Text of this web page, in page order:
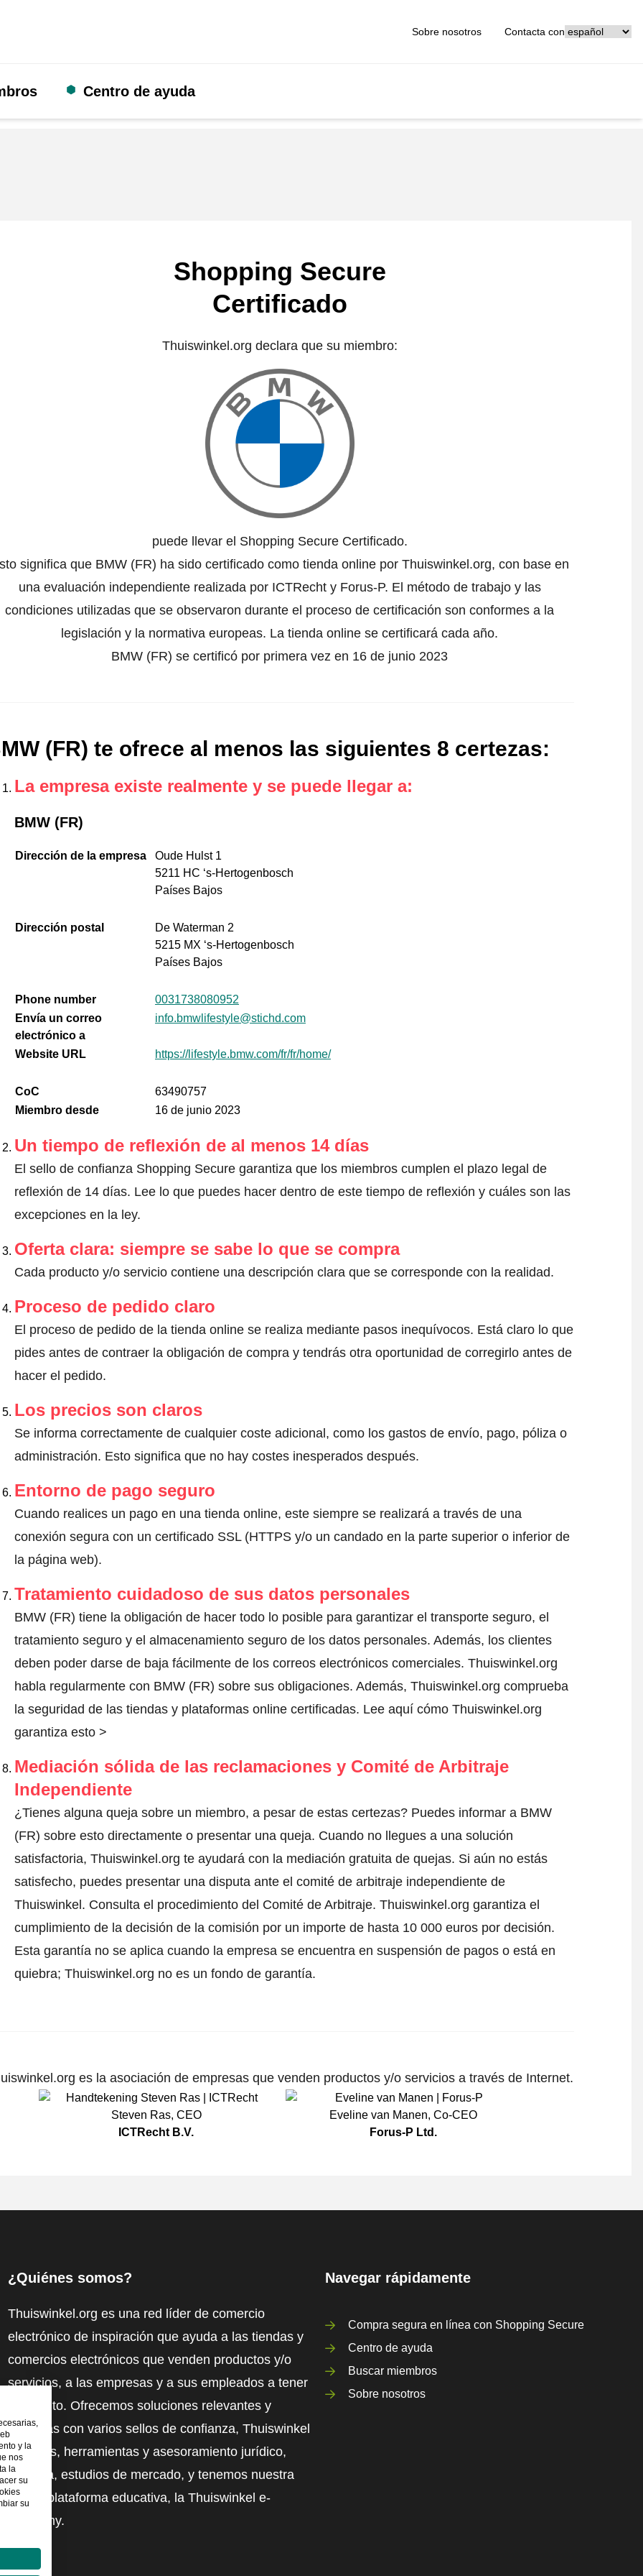
Sobre nosotros Contacta con
Centro de ayuda
Shopping Secure
Certificado
Thuiswinkel.org declara que su miembro:
puede llevar el Shopping Secure Certificado.
significa que BMW (FR) ha sido certificado como tienda online por Thuiswinkel.org, con base en
una evaluación independiente realizada por ICTRecht y Forus-P. El método de trabajo y las
condiciones utilizadas que se observaron durante el proceso de certificación son conformes a la
legislación y la normativa europeas. La tienda online se certificará cada año.
BMW (FR) se certificó por primera vez en 16 de junio 2023
(FR) te ofrece al menos las siguientes 8 certezas:
La empresa existe realmente y se puede llegar a:
BMW (FR)
Dirección de la empresa
Oude Hulst 1
5211 HC ‘s-Hertogenbosch
Países Bajos
Dirección postal
De Waterman 2
5215 MX ‘s-Hertogenbosch
Países Bajos
Phone number
0031738080952
Envía un correo
electrónico a
info.bmwlifestyle@stichd.com
Website URL https://lifestyle.bmw.com/fr/fr/home/
CoC
63490757
Miembro desde
16 de junio 2023
Un tiempo de reflexión de al menos 14 días
El sello de confianza Shopping Secure garantiza que los miembros cumplen el plazo legal de
reflexión de 14 días. Lee lo que puedes hacer dentro de este tiempo de reflexión y cuáles son las
excepciones en la ley.
Oferta clara: siempre se sabe lo que se compra
Cada producto y/o servicio contiene una descripción clara que se corresponde con la realidad.
Proceso de pedido claro
El proceso de pedido de la tienda online se realiza mediante pasos inequívocos. Está claro lo que
pides antes de contraer la obligación de compra y tendrás otra oportunidad de corregirlo antes de
hacer el pedido.
Los precios son claros
Se informa correctamente de cualquier coste adicional, como los gastos de envío, pago, póliza o
administración. Esto significa que no hay costes inesperados después.
Entorno de pago seguro
Cuando realices un pago en una tienda online, este siempre se realizará a través de una
conexión segura con un certificado SSL (HTTPS y/o un candado en la parte superior o inferior de
la página web).
Tratamiento cuidadoso de sus datos personales
BMW (FR) tiene la obligación de hacer todo lo posible para garantizar el transporte seguro, el
tratamiento seguro y el almacenamiento seguro de los datos personales. Además, los clientes
deben poder darse de baja fácilmente de los correos electrónicos comerciales. Thuiswinkel.org
habla regularmente con BMW (FR) sobre sus obligaciones. Además, Thuiswinkel.org comprueba
la seguridad de las tiendas y plataformas online certificadas. Lee aquí cómo Thuiswinkel.org
garantiza esto >
Mediación sólida de las reclamaciones y Comité de Arbitraje
Independiente
¿Tienes alguna queja sobre un miembro, a pesar de estas certezas? Puedes informar a BMW
(FR) sobre esto directamente o presentar una queja. Cuando no llegues a una solución
satisfactoria, Thuiswinkel.org te ayudará con la mediación gratuita de quejas. Si aún no estás
satisfecho, puedes presentar una disputa ante el comité de arbitraje independiente de
Thuiswinkel. Consulta el procedimiento del Comité de Arbitraje. Thuiswinkel.org garantiza el
cumplimiento de la decisión de la comisión por un importe de hasta 10 000 euros por decisión.
Esta garantía no se aplica cuando la empresa se encuentra en suspensión de pagos o está en
quiebra; Thuiswinkel.org no es un fondo de garantía.
es la asociación de empresas que venden productos y/o servicios a través de Internet.
Steven Ras, CEO
ICTRecht B.V.
Eveline van Manen, Co-CEO
Forus-P Ltd.
¿Quiénes somos?
Thuiswinkel.org es una red líder de comercio
electrónico de inspiración que ayuda a las tiendas y
comercios electrónicos que venden productos y/o
servicios, a las empresas y a sus empleados a tener
más éxito. Ofrecemos soluciones relevantes y
prácticas con varios sellos de confianza, Thuiswinkel
Reviews, herramientas y asesoramiento jurídico,
defensa, estudios de mercado, y tenemos nuestra
propia plataforma educativa, la Thuiswinkel e-
Academy.
Navegar rápidamente
Compra segura en línea con Shopping Secure
Centro de ayuda
Buscar miembros
Sobre nosotros
y la
nos
la
su
su